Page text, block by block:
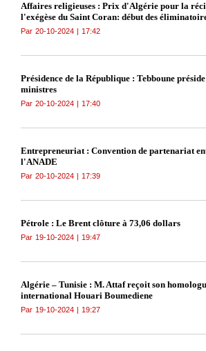
Affaires religieuses : Prix d'Algérie pour la
l'exégèse du Saint Coran: début des
Par 20-10-2024 | 17:42
Présidence de la République : Tebboune
ministres
Par 20-10-2024 | 17:40
Entrepreneuriat : Convention de partenariat
l'ANADE
Par 20-10-2024 | 17:39
Pétrole : Le Brent clôture à 73,06 dollars
Par 19-10-2024 | 19:47
Algérie – Tunisie : M. Attaf reçoit son
international Houari Boumediene
Par 19-10-2024 | 19:27